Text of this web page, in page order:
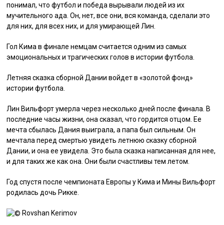
понимал, что футбол и победа вырывали людей из их
мучительного ада. Он, нет, все они, вся команда, сделали это
для них, для всех них, и для умирающей Лин.
Гол Кима в финале немцам считается одним из самых
эмоциональных и трагических голов в истории футбола.
Летняя сказка сборной Дании войдет в «золотой фонд»
истории футбола.
Лин Вильфорт умерла через несколько дней после финала. В
последние часы жизни, она сказал, что гордится отцом. Ее
мечта сбылась Дания выиграла, а папа был сильным. Он
мечтала перед смертью увидеть летнюю сказку сборной
Дании, и она ее увидела. Это была сказка написанная для нее,
и для таких же как она. Они были счастливы тем летом.
Год спустя после чемпионата Европы у Кима и Мины Вильфорт
родилась дочь Рикке.
Rovshan Kerimov